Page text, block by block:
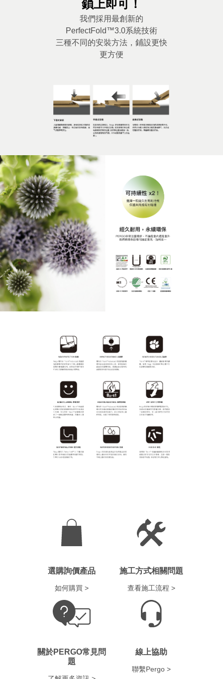
鎖上即可！
我們採用最創新的
PerfectFold™3.0系統技術
三種不同的安裝方法，鋪設更快
更方便
選購詢價產品
如何購買 >
施工方式相關問題
查看施工流程 >
關於PERGO常見問
題
線上協助
聯繫Pergo >